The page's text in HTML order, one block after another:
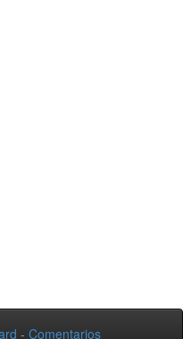
- Comentarios